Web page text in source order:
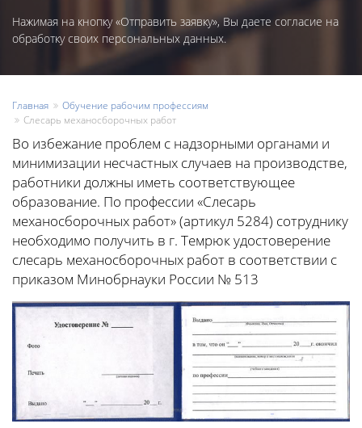
Нажимая на кнопку «Отправить заявку», Вы даете согласие на
обработку своих персональных данных.
Главная
Обучение рабочим профессиям
Слесарь механосборочных работ
Во избежание проблем с надзорными органами и
минимизации несчастных случаев на производстве,
работники должны иметь соответствующее
образование. По профессии «Слесарь
механосборочных работ» (артикул 5284) сотруднику
необходимо получить в г. Темрюк удостоверение
слесарь механосборочных работ в соответствии с
приказом Минобрнауки России № 513